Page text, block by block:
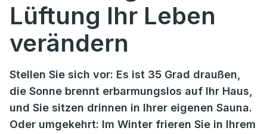
Lüftung Ihr Leben
verändern
Stellen Sie sich vor: Es ist 35 Grad draußen,
die Sonne brennt erbarmungslos auf Ihr Haus,
und Sie sitzen drinnen in Ihrer eigenen Sauna.
Oder umgekehrt: Im Winter frieren Sie in Ihrem